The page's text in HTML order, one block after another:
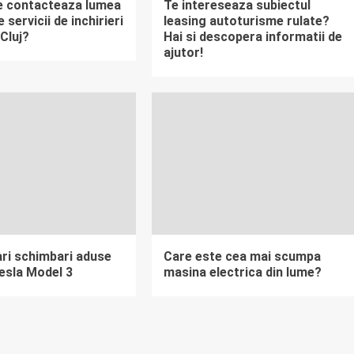
contacteaza lumea
servicii de inchirieri
Te intereseaza subiectul
leasing autoturisme rulate?
Hai si descopera informatii de
ajutor!
schimbari aduse
Model 3
Care este cea mai scumpa
masina electrica din lume?